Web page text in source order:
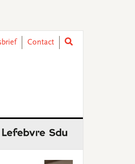
Contact